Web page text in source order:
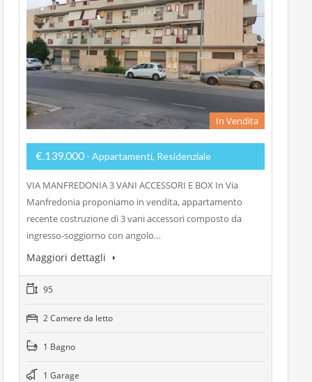
In Vendita
€.139.000 - Appartamenti, Residenziale
VIA MANFREDONIA 3 VANI ACCESSORI E BOX In Via
Manfredonia proponiamo in vendita, appartamento
recente costruzione di 3 vani accessori composto da
ingresso-soggiorno con angolo…
Maggiori dettagli
95
2 Camere da letto
1 Bagno
1 Garage